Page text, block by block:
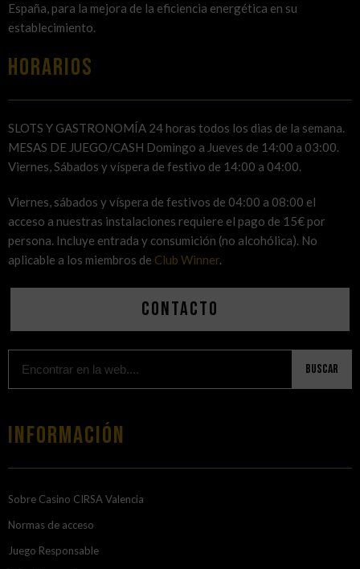
España, para la mejora de la eficiencia energética en su
establecimiento.
HORARIOS
SLOTS Y GASTRONOMÍA 24 horas todos los dias de la semana.
MESAS DE JUEGO/CASH Domingo a Jueves de 14:00 a 03:00.
Viernes, Sábados y víspera de festivo de 14:00 a 04:00.
Viernes, sábados y víspera de festivos de 04:00 a 08:00 el
acceso a nuestras instalaciones requiere el pago de 15€ por
persona. Incluye entrada y consumición (no alcohólica). No
aplicable a los miembros de Club Winner.
Contacto
Buscar
Información
Sobre Casino CIRSA Valencia
Normas de acceso
Juego Responsable